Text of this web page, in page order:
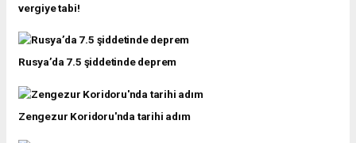
vergiye tabi!
Rusya’da 7.5 şiddetinde deprem
Zengezur Koridoru'nda tarihi adım